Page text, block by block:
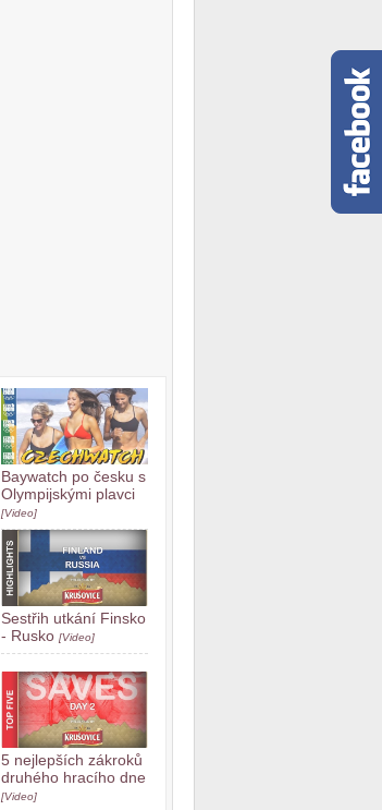
Baywatch po česku s
Olympijskými plavci
[Video]
Sestřih utkání Finsko
- Rusko [Video]
5 nejlepších zákroků
druhého hracího dne
[Video]